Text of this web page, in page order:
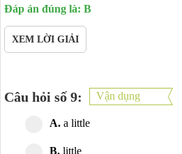
Đáp án đúng là: B
XEM LỜI GIẢI
Câu hỏi số 9: Vận dụng
A. a little
B. little